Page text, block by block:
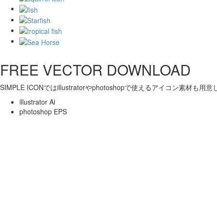
FREE VECTOR DOWNLOAD
SIMPLE ICONではillustratorやphotoshopで使えるアイコン素材も用意
illustrator Ai
photoshop EPS